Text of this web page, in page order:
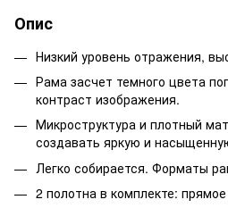
Опис
Низкий уровень отражения,
Рама засчет темного цвета
контраст изображения.
Микроструктура и плотный
создавать яркую и
Легко собирается. Форматы
2 полотна в комплекте: